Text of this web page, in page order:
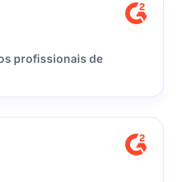
profissionais de